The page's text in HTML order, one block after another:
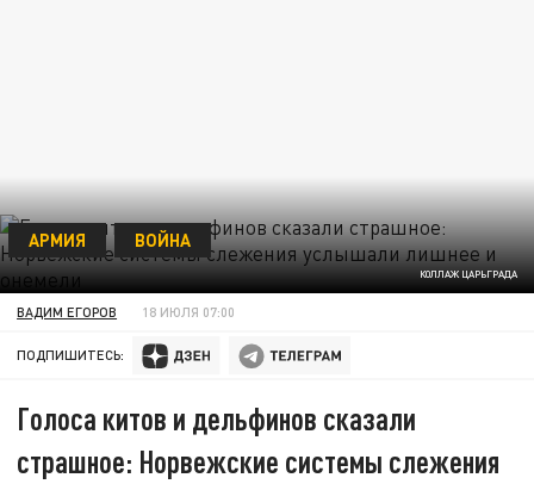
КОЛЛАЖ ЦАРЬГРАДА
АРМИЯ ВОЙНА
ВАДИМ ЕГОРОВ 18 ИЮЛЯ 07:00
ПОДПИШИТЕСЬ:
Голоса китов и дельфинов сказали
страшное: Норвежские системы слежения